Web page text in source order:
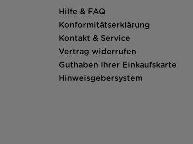
Hilfe & FAQ
Konformitätserklärung
Kontakt & Service
Vertrag widerrufen
Guthaben Ihrer Einkaufskarte
Hinweisgebersystem